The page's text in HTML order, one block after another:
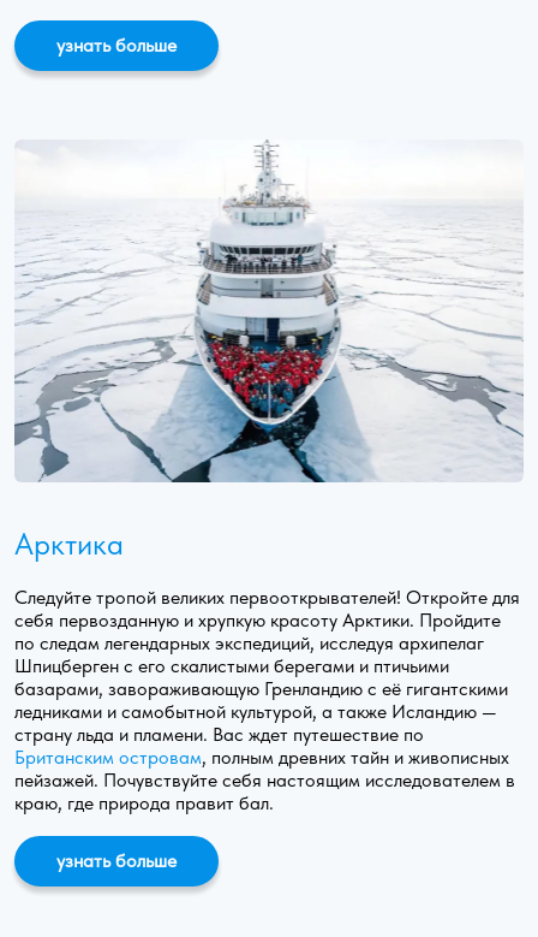
узнать больше
Арктика
Следуйте тропой великих первооткрывателей! Откройте для
себя первозданную и хрупкую красоту Арктики. Пройдите
по следам легендарных экспедиций, исследуя архипелаг
Шпицберген с его скалистыми берегами и птичьими
базарами, завораживающую Гренландию с её гигантскими
ледниками и самобытной культурой, а также Исландию —
страну льда и пламени. Вас ждет путешествие по
Британским островам, полным древних тайн и живописных
пейзажей. Почувствуйте себя настоящим исследователем в
краю, где природа правит бал.
узнать больше